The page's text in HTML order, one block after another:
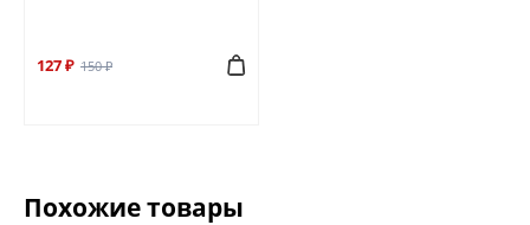
127 ₽ 150 ₽
Похожие товары